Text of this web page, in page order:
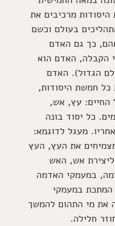
מרכיבים את
בעולם וכשם
כך גם האדם
הקבלה, האדם הוא
הגדול). האדם
כל חמשת היסודות,
החיים: עץ, אש,
כל יסוד בונה
מעגל לדוגמא:
את העץ, העץ
אש, האש
במעמקי האדמה
במעמקי
את מי התהום להמשך
חלילה.